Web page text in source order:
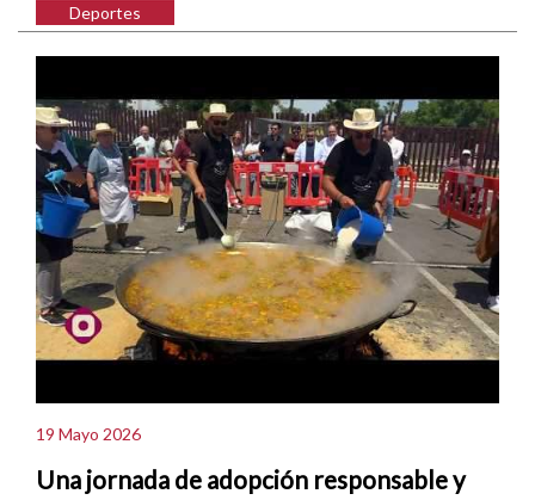
Deportes
19 Mayo 2026
Una jornada de adopción responsable y